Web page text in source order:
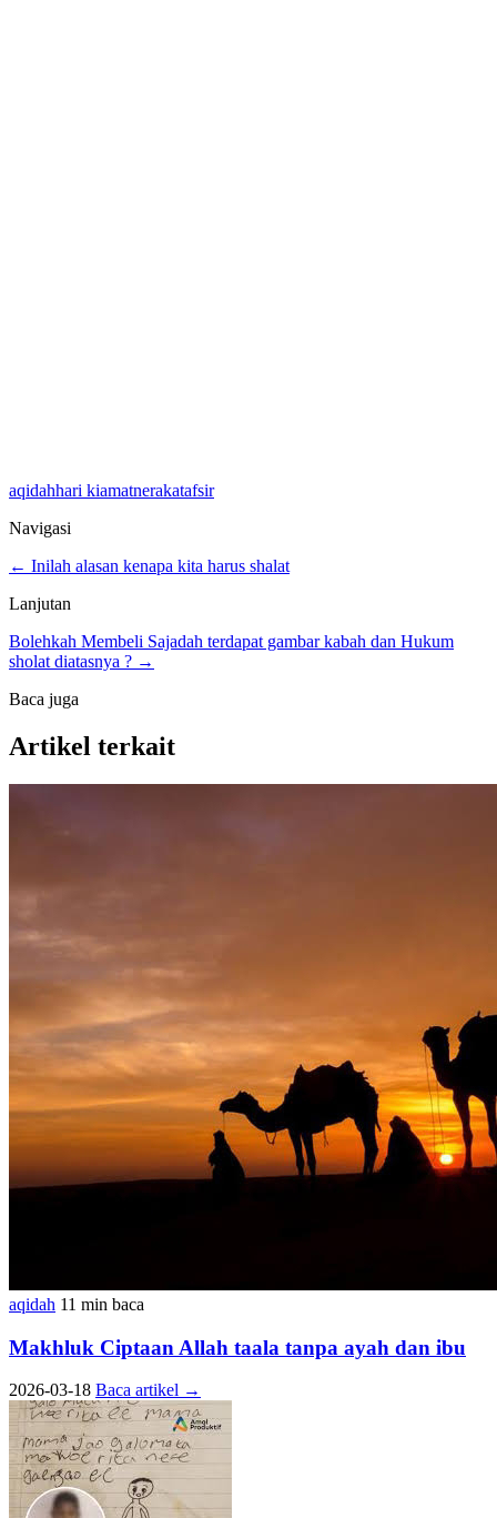
aqidahhari kiamatnerakatafsir
Navigasi
← Inilah alasan kenapa kita harus shalat
Lanjutan
Bolehkah Membeli Sajadah terdapat gambar kabah dan Hukum
sholat diatasnya ? →
Baca juga
Artikel terkait
aqidah 11 min baca
Makhluk Ciptaan Allah taala tanpa ayah dan ibu
2026-03-18 Baca artikel →